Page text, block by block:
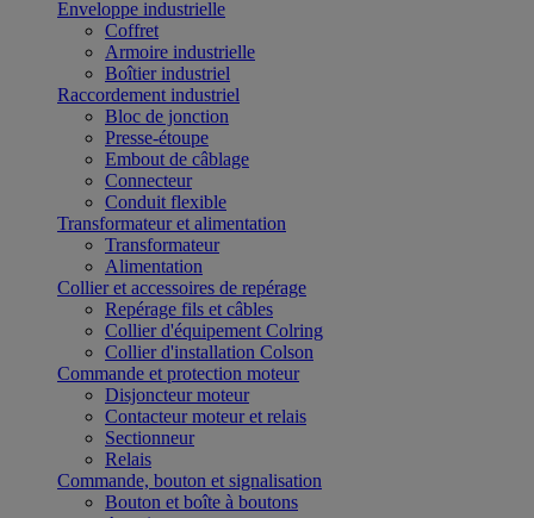
Enveloppe industrielle
Coffret
Armoire industrielle
Boîtier industriel
Raccordement industriel
Bloc de jonction
Presse-étoupe
Embout de câblage
Connecteur
Conduit flexible
Transformateur et alimentation
Transformateur
Alimentation
Collier et accessoires de repérage
Repérage fils et câbles
Collier d'équipement Colring
Collier d'installation Colson
Commande et protection moteur
Disjoncteur moteur
Contacteur moteur et relais
Sectionneur
Relais
Commande, bouton et signalisation
Bouton et boîte à boutons